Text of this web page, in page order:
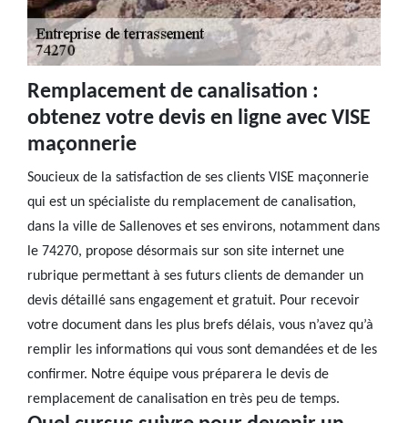
Remplacement de canalisation :
obtenez votre devis en ligne avec VISE
maçonnerie
Soucieux de la satisfaction de ses clients VISE maçonnerie
qui est un spécialiste du remplacement de canalisation,
dans la ville de Sallenoves et ses environs, notamment dans
le 74270, propose désormais sur son site internet une
rubrique permettant à ses futurs clients de demander un
devis détaillé sans engagement et gratuit. Pour recevoir
votre document dans les plus brefs délais, vous n’avez qu’à
remplir les informations qui vous sont demandées et de les
confirmer. Notre équipe vous préparera le devis de
remplacement de canalisation en très peu de temps.